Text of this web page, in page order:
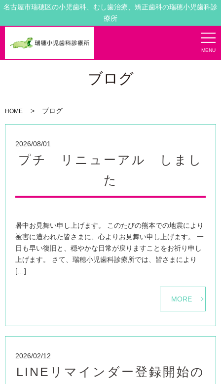
名古屋市瑞穂区の小児歯科、むし歯治療、矯正歯科の瑞穂小児歯科診
療所
MENU
ブログ
HOME ブログ
2026/08/01
プチ リニューアル しまし
た
暑中お見舞い申し上げます。 このたびの熊本での地震により
被害に遭われた皆さまに、心よりお見舞い申し上げます。 一
日も早い復旧と、穏やかな日常が戻りますことをお祈り申し
上げます。 さて、瑞穂小児歯科診療所では、皆さまにより
[…]
MORE
2026/02/12
LINEリマインダー登録開始の